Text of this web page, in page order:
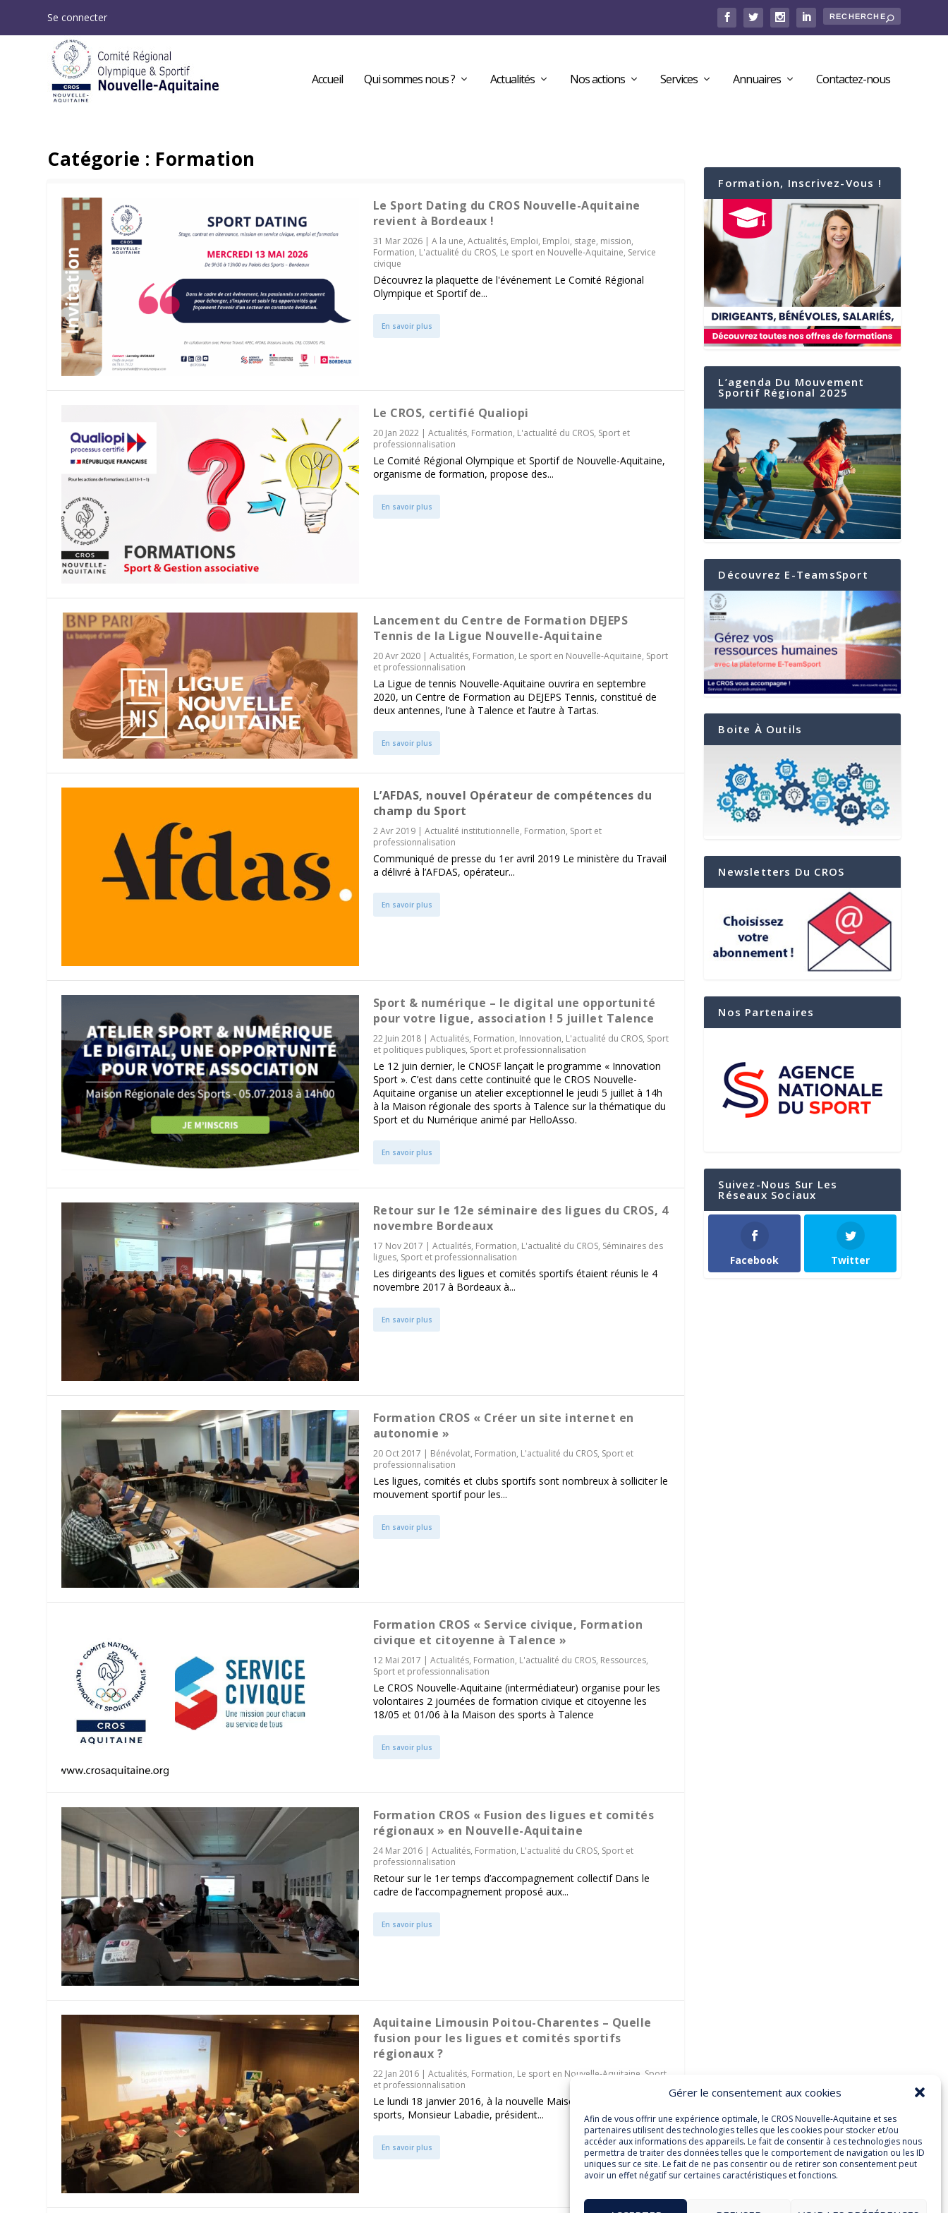
Gérer le consentement aux cookies
Afin de vous offrir une expérience optimale, le CROS Nouvelle-Aquitaine et ses
partenaires utilisent des technologies telles que les cookies pour stocker et/ou
accéder aux informations des appareils. Le fait de consentir à ces technologies nous
permettra de traiter des données telles que le comportement de navigation ou les ID
uniques sur ce site. Le fait de ne pas consentir ou de retirer son consentement peut
avoir un effet négatif sur certaines caractéristiques et fonctions.
Se connecter
Accueil Qui sommes nous ? Actualités Nos actions Services Annuaires Contactez-nous
Catégorie : Formation
Le Sport Dating du CROS Nouvelle-Aquitaine
revient à Bordeaux !
31 Mar 2026| A la une, Actualités, Emploi, Emploi, stage, mission,
Formation, L'actualité du CROS, Le sport en Nouvelle-Aquitaine, Service
civique
Découvrez la plaquette de l'événement Le Comité Régional
Olympique et Sportif de...
En savoir plus
Le CROS, certifié Qualiopi
20 Jan 2022| Actualités, Formation, L'actualité du CROS, Sport et
professionnalisation
Le Comité Régional Olympique et Sportif de Nouvelle-Aquitaine,
organisme de formation, propose des...
En savoir plus
Lancement du Centre de Formation DEJEPS
Tennis de la Ligue Nouvelle-Aquitaine
20 Avr 2020| Actualités, Formation, Le sport en Nouvelle-Aquitaine, Sport
et professionnalisation
La Ligue de tennis Nouvelle-Aquitaine ouvrira en septembre
2020, un Centre de Formation au DEJEPS Tennis, constitué de
deux antennes, l’une à Talence et l’autre à Tartas.
En savoir plus
L’AFDAS, nouvel Opérateur de compétences du
champ du Sport
2 Avr 2019| Actualité institutionnelle, Formation, Sport et
professionnalisation
Communiqué de presse du 1er avril 2019 Le ministère du Travail
a délivré à l’AFDAS, opérateur...
En savoir plus
Sport & numérique – le digital une opportunité
pour votre ligue, association ! 5 juillet Talence
22 Juin 2018| Actualités, Formation, Innovation, L'actualité du CROS, Sport
et politiques publiques, Sport et professionnalisation
Le 12 juin dernier, le CNOSF lançait le programme « Innovation
Sport ». C’est dans cette continuité que le CROS Nouvelle-
Aquitaine organise un atelier exceptionnel le jeudi 5 juillet à 14h
à la Maison régionale des sports à Talence sur la thématique du
Sport et du Numérique animé par HelloAsso.
En savoir plus
Retour sur le 12e séminaire des ligues du CROS, 4
novembre Bordeaux
17 Nov 2017 | Actualités, Formation, L'actualité du CROS, Séminaires des
ligues, Sport et professionnalisation
Les dirigeants des ligues et comités sportifs étaient réunis le 4
novembre 2017 à Bordeaux à...
En savoir plus
Formation CROS « Créer un site internet en
autonomie »
20 Oct 2017 | Bénévolat, Formation, L'actualité du CROS, Sport et
professionnalisation
Les ligues, comités et clubs sportifs sont nombreux à solliciter le
mouvement sportif pour les...
En savoir plus
Formation CROS « Service civique, Formation
civique et citoyenne à Talence »
12 Mai 2017 | Actualités, Formation, L'actualité du CROS, Ressources,
Sport et professionnalisation
Le CROS Nouvelle-Aquitaine (intermédiateur) organise pour les
volontaires 2 journées de formation civique et citoyenne les
18/05 et 01/06 à la Maison des sports à Talence
En savoir plus
Formation CROS « Fusion des ligues et comités
régionaux » en Nouvelle-Aquitaine
24 Mar 2016| Actualités, Formation, L'actualité du CROS, Sport et
professionnalisation
Retour sur le 1er temps d’accompagnement collectif Dans le
cadre de l’accompagnement proposé aux...
En savoir plus
Aquitaine Limousin Poitou-Charentes – Quelle
fusion pour les ligues et comités sportifs
régionaux ?
22 Jan 2016| Actualités, Formation, Le sport en Nouvelle-Aquitaine Sport
et professionnalisation
Le lundi 18 janvier 2016, à la nouvelle Maison régionale des
sports, Monsieur Labadie, président...
En savoir plus
Formation, Inscrivez-Vous !
L’agenda Du Mouvement
Sportif Régional 2025
Découvrez E-TeamsSport
Boite À Outils
Newsletters Du CROS
Nos Partenaires
Suivez-Nous Sur Les
Réseaux Sociaux
Facebook Twitter